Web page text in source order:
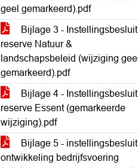
geel gemarkeerd).pdf
Bijlage 3 - Instellingsbesluit
reserve Natuur &
landschapsbeleid (wijziging geel
gemarkeerd).pdf
Bijlage 4 - Instellingsbesluit
reserve Essent (gemarkeerde
wijziging).pdf
Bijlage 5 - instellingsbesluit
ontwikkeling bedrijfsvoering